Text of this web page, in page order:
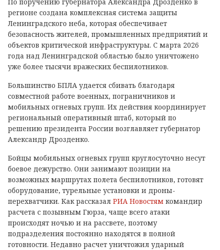
регионе создана комплексная система защиты
Ленинградского неба, которая обеспечивает
безопасность жителей, промышленных предприятий и
объектов критической инфраструктуры. С марта 2026
года над Ленинградской областью было уничтожено
уже более тысячи вражеских беспилотников.
Большинство БПЛА удается сбивать благодаря
совместной работе военных, пограничников и
мобильных огневых групп. Их действия координирует
региональный оперативный штаб, который по
решению президента России возглавляет губернатор
Александр Дрозденко.
Бойцы мобильных огневых групп круглосуточно несут
боевое дежурство. Они занимают позиции на
возможных маршрутах полета беспилотников, готовят
оборудование, турельные установки и дроны-
перехватчики. Как рассказал РИА Новостям командир
расчета с позывным Гюрза, чаще всего атаки
происходят ночью и на рассвете, поэтому
подразделения постоянно находятся в полной
готовности. Недавно расчет уничтожил ударный